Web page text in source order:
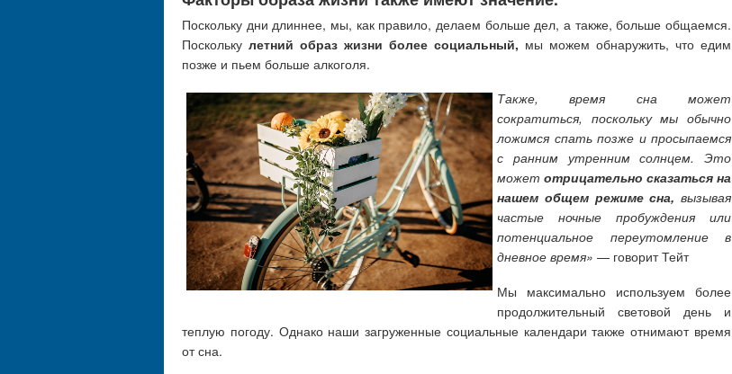
Поскольку дни длиннее, мы, как правило, делаем больше дел, а также, больше общаемся.
Поскольку летний образ жизни более социальный, мы можем обнаружить, что едим
позже и пьем больше алкоголя.
Также, время сна может
сократиться, поскольку мы обычно
ложимся спать позже и просыпаемся
с ранним утренним солнцем. Это
может отрицательно сказаться на
нашем общем режиме сна, вызывая
частые ночные пробуждения или
потенциальное переутомление в
дневное время» — говорит Тейт
Мы максимально используем более
продолжительный световой день и
теплую погоду. Однако наши загруженные социальные календари также отнимают время
от сна.